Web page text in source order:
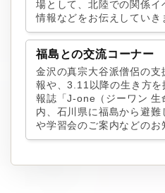
場として、北陸での関係
情報などをお伝えしていき
福島との交流コーナー
金沢の真宗大谷派僧侶の
報や、3.11以降の生き方
報誌「J-one（ジーワン 生
内、石川県に福島から避
や学習会のご案内などのお